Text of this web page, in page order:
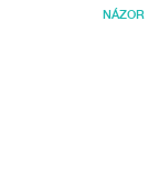
NÁZOR